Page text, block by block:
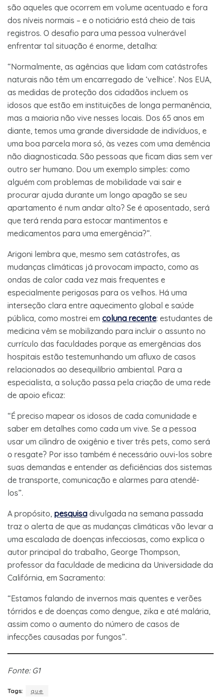
são aqueles que ocorrem em volume acentuado e fora
dos níveis normais – e o noticiário está cheio de tais
registros. O desafio para uma pessoa vulnerável
enfrentar tal situação é enorme, detalha:
“Normalmente, as agências que lidam com catástrofes
naturais não têm um encarregado de ‘velhice’. Nos EUA,
as medidas de proteção dos cidadãos incluem os
idosos que estão em instituições de longa permanência,
mas a maioria não vive nesses locais. Dos 65 anos em
diante, temos uma grande diversidade de indivíduos, e
uma boa parcela mora só, às vezes com uma demência
não diagnosticada. São pessoas que ficam dias sem ver
outro ser humano. Dou um exemplo simples: como
alguém com problemas de mobilidade vai sair e
procurar ajuda durante um longo apagão se seu
apartamento é num andar alto? Se é aposentado, será
que terá renda para estocar mantimentos e
medicamentos para uma emergência?”.
Arigoni lembra que, mesmo sem catástrofes, as
mudanças climáticas já provocam impacto, como as
ondas de calor cada vez mais frequentes e
especialmente perigosas para os velhos. Há uma
interseção clara entre aquecimento global e saúde
pública, como mostrei em coluna recente: estudantes de
medicina vêm se mobilizando para incluir o assunto no
currículo das faculdades porque as emergências dos
hospitais estão testemunhando um afluxo de casos
relacionados ao desequilíbrio ambiental. Para a
especialista, a solução passa pela criação de uma rede
de apoio eficaz:
“É preciso mapear os idosos de cada comunidade e
saber em detalhes como cada um vive. Se a pessoa
usar um cilindro de oxigênio e tiver três pets, como será
o resgate? Por isso também é necessário ouvi-los sobre
suas demandas e entender as deficiências dos sistemas
de transporte, comunicação e alarmes para atendê-
los”.
A propósito, pesquisa divulgada na semana passada
traz o alerta de que as mudanças climáticas vão levar a
uma escalada de doenças infecciosas, como explica o
autor principal do trabalho, George Thompson,
professor da faculdade de medicina da Universidade da
Califórnia, em Sacramento:
“Estamos falando de invernos mais quentes e verões
tórridos e de doenças como dengue, zika e até malária,
assim como o aumento do número de casos de
infecções causadas por fungos”.
Fonte: G1
Tags: que